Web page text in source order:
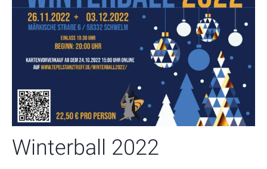
Winterball 2022